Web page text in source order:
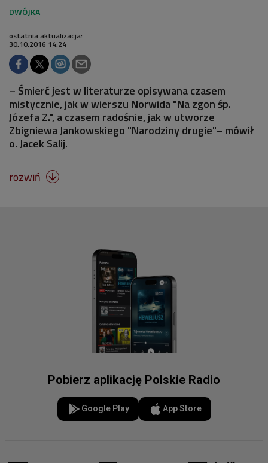
ostatnia aktualizacja:
30.10.2016 14:24
– Śmierć jest w literaturze opisywana czasem
mistycznie, jak w wierszu Norwida "Na zgon śp.
Józefa Z.", a czasem radośnie, jak w utworze
Zbigniewa Jankowskiego "Narodziny drugie"– mówił
o. Jacek Salij.
rozwiń 
Pobierz aplikację Polskie Radio
Google Play App Store